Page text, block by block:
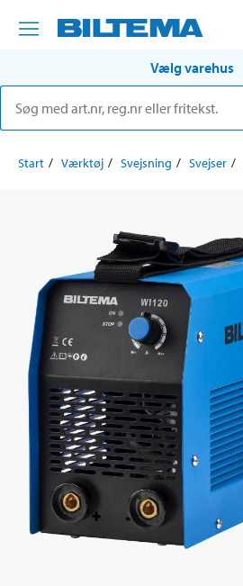
Vælg varehus
Start Værktøj Svejsning Svejser